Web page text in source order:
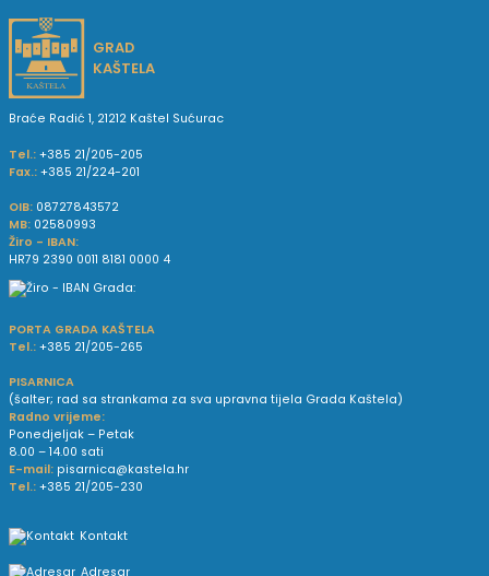
GRAD
KAŠTELA
Braće Radić 1, 21212 Kaštel Sućurac
Tel.: +385 21/205-205
Fax.: +385 21/224-201
OIB: 08727843572
MB: 02580993
Žiro - IBAN:
HR79 2390 0011 8181 0000 4
PORTA GRADA KAŠTELA
Tel.: +385 21/205-265
PISARNICA
(šalter; rad sa strankama za sva upravna tijela Grada Kaštela)
Radno vrijeme:
Ponedjeljak – Petak
8.00 – 14.00 sati
E-mail: pisarnica@kastela.hr
Tel.: +385 21/205-230
Kontakt
Adresar